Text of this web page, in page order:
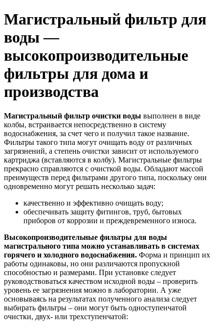
Магистральный фильтр для
воды —
высокопроизводительные
фильтры для дома и
производства
Магистральный фильтр очистки воды выполнен в виде
колбы, встраивается непосредственно в систему
водоснабжения, за счет чего и получил такое название.
Фильтры такого типа могут очищать воду от различных
загрязнений, а степень очистки зависит от используемого
картриджа (вставляются в колбу). Магистральные фильтры
прекрасно справляются с очисткой воды. Обладают массой
преимуществ перед фильтрами другого типа, поскольку они
одновременно могут решать несколько задач:
качественно и эффективно очищать воду;
обеспечивать защиту фитингов, труб, бытовых
приборов от коррозии и преждевременного износа.
Высокопроизводительные фильтры для воды
магистрального типа можно устанавливать в системах
горячего и холодного водоснабжения. Форма и принцип их
работы одинаковы, но они различаются пропускной
способностью и размерами. При установке следует
руководствоваться качеством исходной воды – проверить
уровень ее загрязнения можно в лаборатории. А уже
основываясь на результатах полученного анализа следует
выбирать фильтры – они могут быть одноступенчатой
очистки, двух- или трехступенчатой: